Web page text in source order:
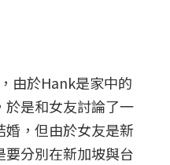
由於Hank是家中的
於是和女友討論了一
婚，但由於女友是新
分別在新加坡與台